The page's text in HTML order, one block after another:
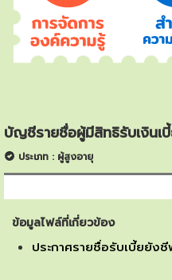
บัญชีรายชื่อผู้มีสิทธิรับเงินเ
ประเภท : ผู้สูงอายุ
ข้อมูลไฟล์ที่เกี่ยวข้อง
ประกาศรายชื่อรับเบี้ยยั